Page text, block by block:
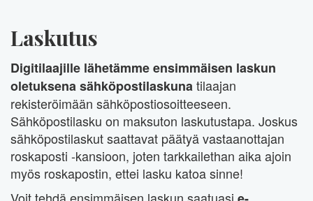
Laskutus
Digitilaajille lähetämme ensimmäisen laskun
oletuksena sähköpostilaskunatilaajan
rekisteröimään sähköpostiosoitteeseen.
Sähköpostilasku on maksuton laskutustapa. Joskus
sähköpostilaskut saattavat päätyä vastaanottajan
roskaposti -kansioon, joten tarkkailethan aika ajoin
myös roskapostin, ettei lasku katoa sinne!
Voit tehdä ensimmäisen laskun saatuasi